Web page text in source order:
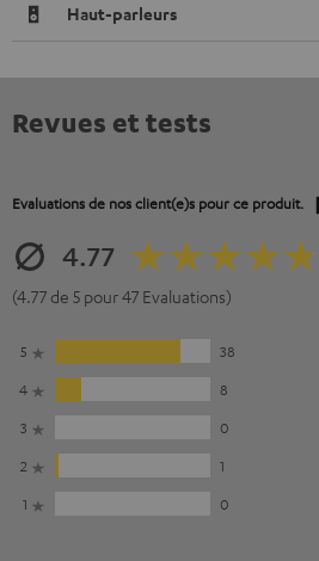
Haut-parleurs
Revues et tests
Evaluations de nos client(e)s pour ce produit.
4.77
(4.77 de 5 pour 47 Evaluations)
5
38
4
8
3
0
2
1
1
0